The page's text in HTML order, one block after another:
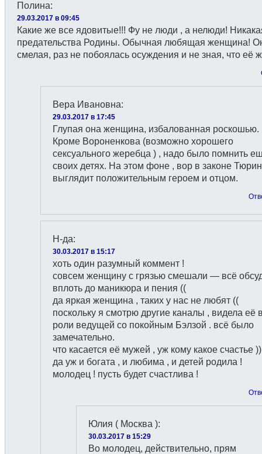
Полина:
29.03.2017 в 09:45
Какие же все ядовитые!!! Фу не люди , а нелюди!
предательства Родины. Обычная любящая женщина!
смелая, раз не побоялась осуждения и не зная, что её
Вера Ивановна:
29.03.2017 в 17:45
Глупая она женщина, избалованная роскошью.
Кроме Вороненкова (возможно хорошего
сексуального жеребца ) , надо было помнить
своих детях. На этом фоне , вор в законе Тюрин
выглядит положительным героем и отцом.
Н-да:
30.03.2017 в 15:17
хоть один разумный коммент !
совсем женщину с грязью смешали — всё
вплоть до маникюра и пения ((
да яркая женщина , таких у нас не любят ((
поскольку я смотрю другие каналы , видела её
роли ведущей со покойным Бэлзой . всё было
замечательно.
что касается её мужей , уж кому какое счастье ))
да уж и богата , и любима , и детей родила !
молодец ! пусть будет счастлива !
Юлия ( Москва ):
30.03.2017 в 15:29
Во молодец, действительно, прям